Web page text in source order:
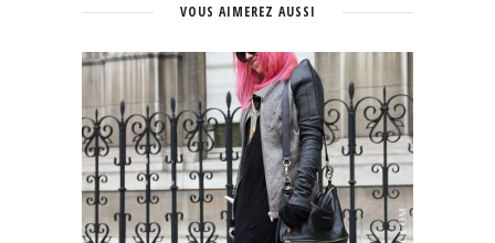
VOUS AIMEREZ AUSSI